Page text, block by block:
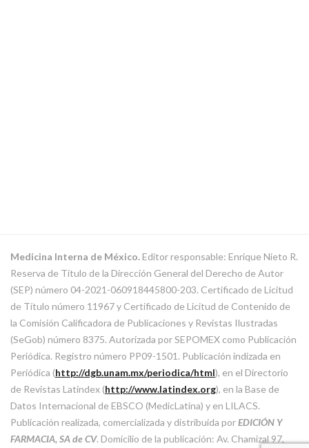
Medicina Interna de México.Editor responsable: Enrique Nieto R.
Reserva de Título de la Dirección General del Derecho de Autor
(SEP) número 04-2021-060918445800-203. Certificado de Licitud
de Título número 11967 y Certificado de Licitud de Contenido de
la Comisión Calificadora de Publicaciones y Revistas Ilustradas
(SeGob) número 8375. Autorizada por SEPOMEX como Publicación
Periódica. Registro número PP09-1501. Publicación indizada en
Periódica (http://dgb.unam.mx/periodica/html), en el Directorio
de Revistas Latindex (http://www.latindex.org), en la Base de
Datos Internacional de EBSCO (MedicLatina) y en LILACS.
Publicación realizada, comercializada y distribuida porEDICIÓN Y
FARMACIA, SA de CV. Domicilio de la publicación: Av. Chamizal 97,